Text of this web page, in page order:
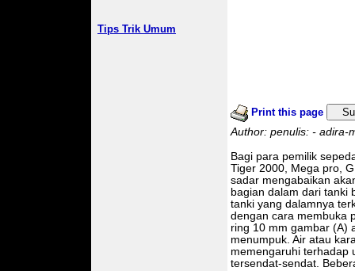
Tips Trik Umum
Print this page
Author: penulis: - adira-
Bagi para pemilik
Tiger 2000, Mega pro,
sadar mengabaikan
bagian dalam dari tanki
tanki yang dalamnya
dengan cara membuka
ring 10 mm gambar (A)
menumpuk. Air atau
memengaruhi terhadap
tersendat-sendat.